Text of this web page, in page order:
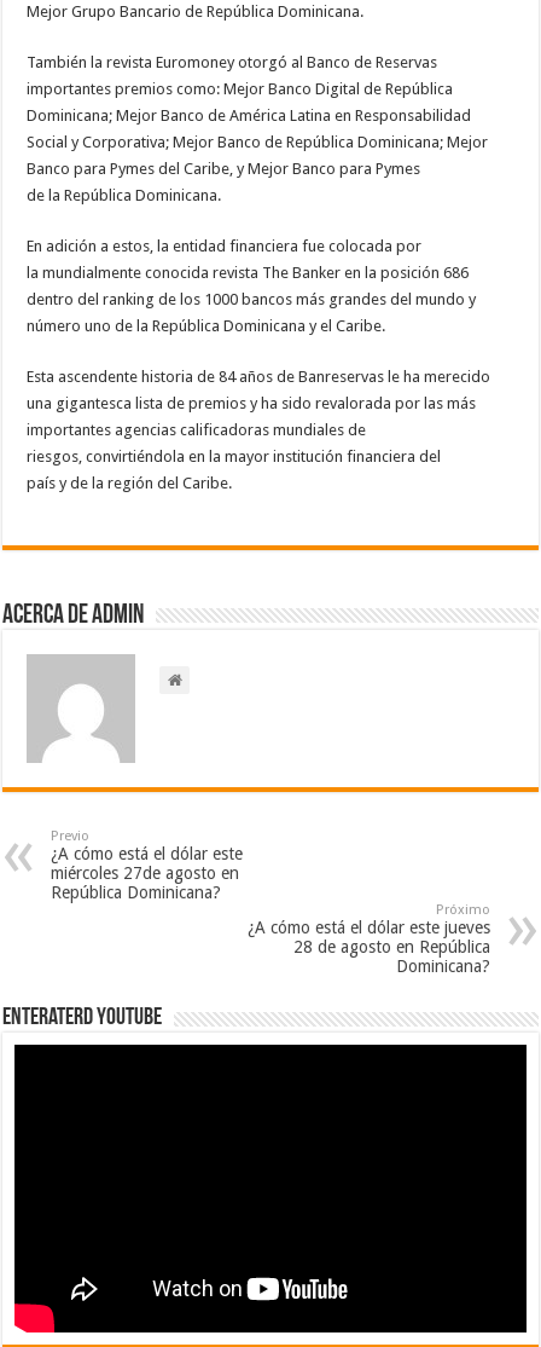
Mejor Grupo Bancario de República Dominicana.
También la revista Euromoney otorgó al Banco de Reservas
importantes premios como: Mejor Banco Digital de República
Dominicana; Mejor Banco de América Latina en Responsabilidad
Social y Corporativa; Mejor Banco de República Dominicana; Mejor
Banco para Pymes del Caribe, y Mejor Banco para Pymes
de la República Dominicana.
En adición a estos, la entidad financiera fue colocada por
la mundialmente conocida revista The Banker en la posición 686
dentro del ranking de los 1000 bancos más grandes del mundo y
número uno de la República Dominicana y el Caribe.
Esta ascendente historia de 84 años de Banreservas le ha merecido
una gigantesca lista de premios y ha sido revalorada por las más
importantes agencias calificadoras mundiales de
riesgos, convirtiéndola en la mayor institución financiera del
país y de la región del Caribe.
Acerca de admin
Previo
¿A cómo está el dólar este
miércoles 27de agosto en
República Dominicana?
Próximo
¿A cómo está el dólar este jueves
28 de agosto en República
Dominicana?
EnterateRD YOUTUBE